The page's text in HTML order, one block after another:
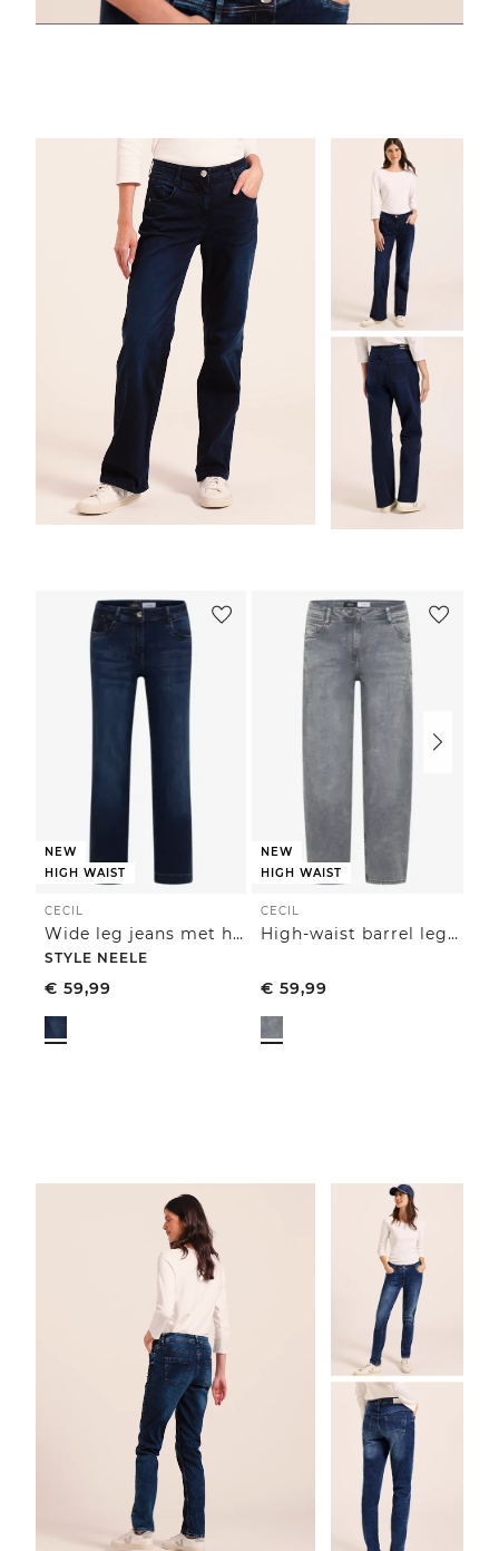
NEW
HIGH WAIST
CECIL
Wide leg jeans met hoge taille en loose fit
STYLE NEELE
€ 59,99
NEW
HIGH WAIST
CECIL
High-waist barrel leg jeans in een losse pasvorm
€ 59,99